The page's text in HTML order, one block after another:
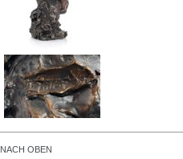
NACH OBEN